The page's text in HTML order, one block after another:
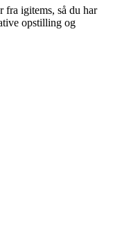
igitems, så du har
opstilling og